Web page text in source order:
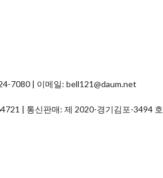
7080 | 이메일: bell121@daum.net
| 통신판매: 제 2020-경기김포-3494 호